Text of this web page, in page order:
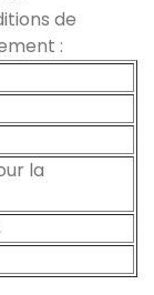
de
:
la